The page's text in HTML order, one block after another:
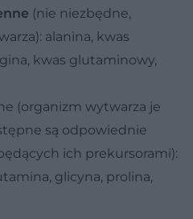
(nie niezbędne,
alanina, kwas
kwas glutaminowy,
(organizm wytwarza je
są odpowiednie
ich prekursorami):
glicyna, prolina,